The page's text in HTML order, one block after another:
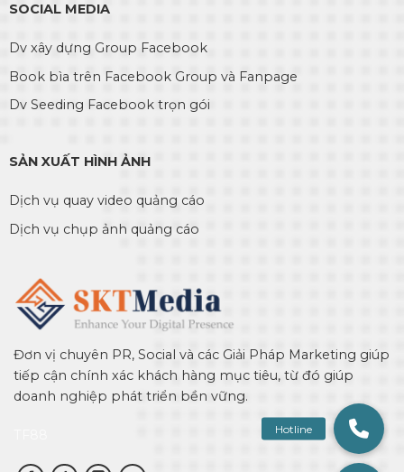
SOCIAL MEDIA
Dv xây dựng Group Facebook
Book bìa trên Facebook Group và Fanpage
Dv Seeding Facebook trọn gói
SẢN XUẤT HÌNH ẢNH
Dịch vụ quay video quảng cáo
Dịch vụ chụp ảnh quảng cáo
Đơn vị chuyên PR, Social và các Giải Pháp Marketing giúp
tiếp cận chính xác khách hàng mục tiêu, từ đó giúp
doanh nghiệp phát triển bền vững.